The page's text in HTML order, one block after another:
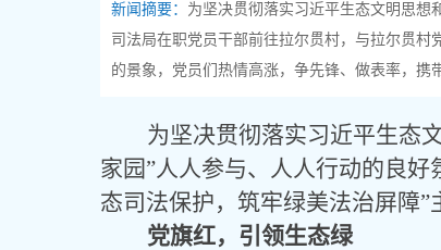
新闻摘要： 为坚决贯彻落实习近平生态文明思想
司法局在职党员干部前往拉尔贯村，与拉尔贯
的景象，党员们热情高涨，争先锋、做表率，
为坚决贯彻落实习近平生态
家园”人人参与、人人行动的良
态司法保护，筑牢绿美法治屏障”
党旗红，引领生态绿